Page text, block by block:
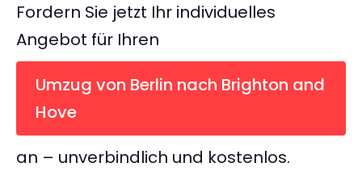
Fordern Sie jetzt Ihr individuelles
Angebot für Ihren
Umzug von Berlin nach Brighton and
Hove
an – unverbindlich und kostenlos.